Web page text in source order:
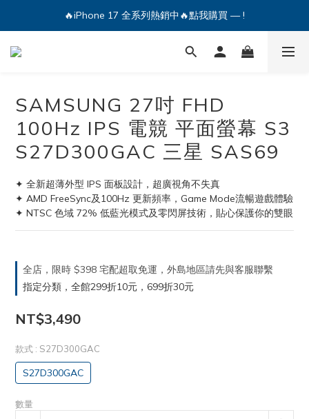
🔥iPhone 17 全系列熱銷中🔥點我購買 — !
💕加入Q哥 Line 新好友領優惠券！🎫
🔥iPhone 17 全系列熱銷中🔥點我購買 — !
SAMSUNG 27吋 FHD
100Hz IPS 電競 平面螢幕 S3
S27D300GAC 三星 SAS69
✦ 全新超薄外型 IPS 面板設計，超廣視角不失真
✦ AMD FreeSync及100Hz 更新頻率，Game Mode流暢遊戲體驗
✦ NTSC 色域 72% 低藍光模式及零閃屏技術，貼心保護你的雙眼
全店，限時 $398 宅配超取免運，外島地區請先與客服聯繫
指定分類，全館299折10元，699折30元
NT$3,490
款式 : S27D300GAC
S27D300GAC
數量